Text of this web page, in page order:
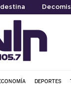
DEPORTES